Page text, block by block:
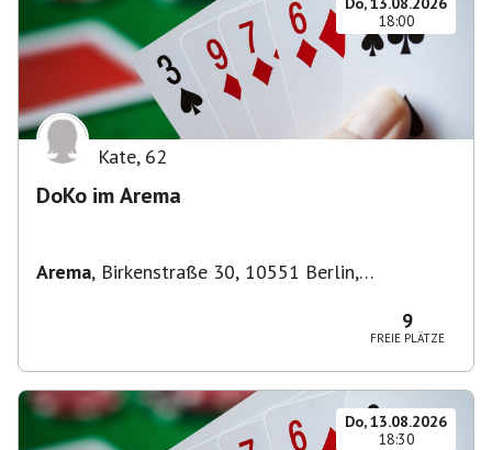
18:00
Kate, 62
DoKo im Arema
Arema, Birkenstraße 30, 10551 Berlin,
9
FREIE PLÄTZE
Do, 13.08.2026
18:30